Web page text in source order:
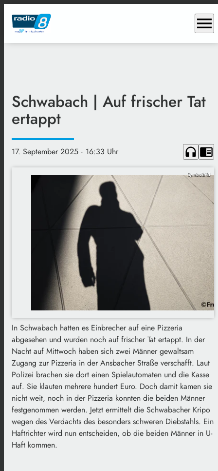
menu
Schwabach | Auf frischer Tat
ertappt
17. September 2025 · 16:33 Uhr headphones chrome_reader_mode
Symbolbild
In Schwabach hatten es Einbrecher auf eine Pizzeria
abgesehen und wurden noch auf frischer Tat ertappt. In der
Nacht auf Mittwoch haben sich zwei Männer gewaltsam
Zugang zur Pizzeria in der Ansbacher Straße verschafft. Laut
Polizei brachen sie dort einen Spielautomaten und die Kasse
auf. Sie klauten mehrere hundert Euro. Doch damit kamen sie
nicht weit, noch in der Pizzeria konnten die beiden Männer
festgenommen werden. Jetzt ermittelt die Schwabacher Kripo
wegen des Verdachts des besonders schweren Diebstahls. Ein
Haftrichter wird nun entscheiden, ob die beiden Männer in U-
Haft kommen.